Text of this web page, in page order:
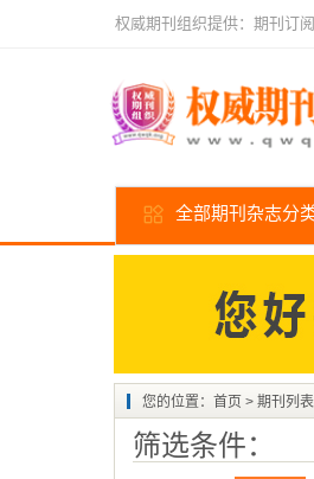
权威期刊组织提供：期刊订
全部期刊杂志分
您的位置： 首页 > 期刊列表
筛选条件：